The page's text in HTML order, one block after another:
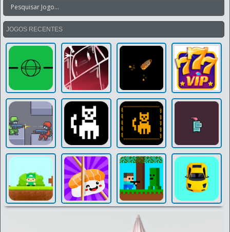
JOGOS RECENTES